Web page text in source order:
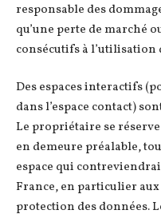
responsable des
qu’une perte de marché
consécutifs à l’utilisation
Des espaces interactifs
dans l’espace contact)
Le propriétaire se
en demeure préalable,
espace qui
France, en particulier
protection des données.